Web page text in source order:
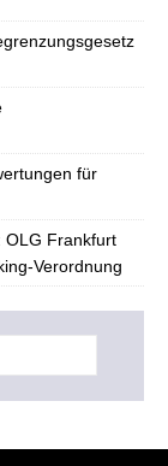
für
OLG Frankfurt
Verordnung